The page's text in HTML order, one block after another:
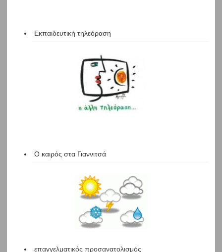
Εκπαιδευτική τηλεόραση
Ο καιρός στα Γιαννιτσά
επαγγελματικός προσανατολισμός